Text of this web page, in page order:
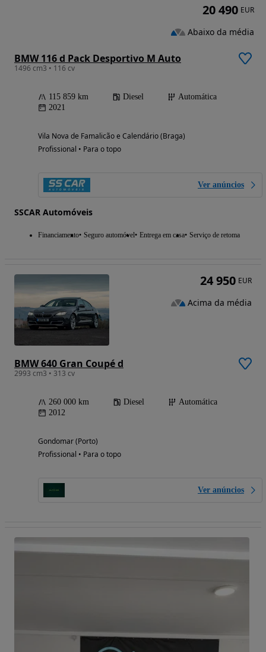
BMW 116 d Pack Desportivo M Auto
1496 cm3 • 116 cv
115 859 km Diesel
Automática
2021
Vila Nova de Famalicão e Calendário (Braga)
Profissional • Para o topo
Ver anúncios
SSCAR Automóveis
Financiamento Seguro automóvel Entrega em casa Serviço de retoma
20 490 EUR
Abaixo da média
BMW 640 Gran Coupé d
2993 cm3 • 313 cv
260 000 km Diesel
Automática
2012
Gondomar (Porto)
Profissional • Para o topo
Ver anúncios
24 950 EUR
Acima da média